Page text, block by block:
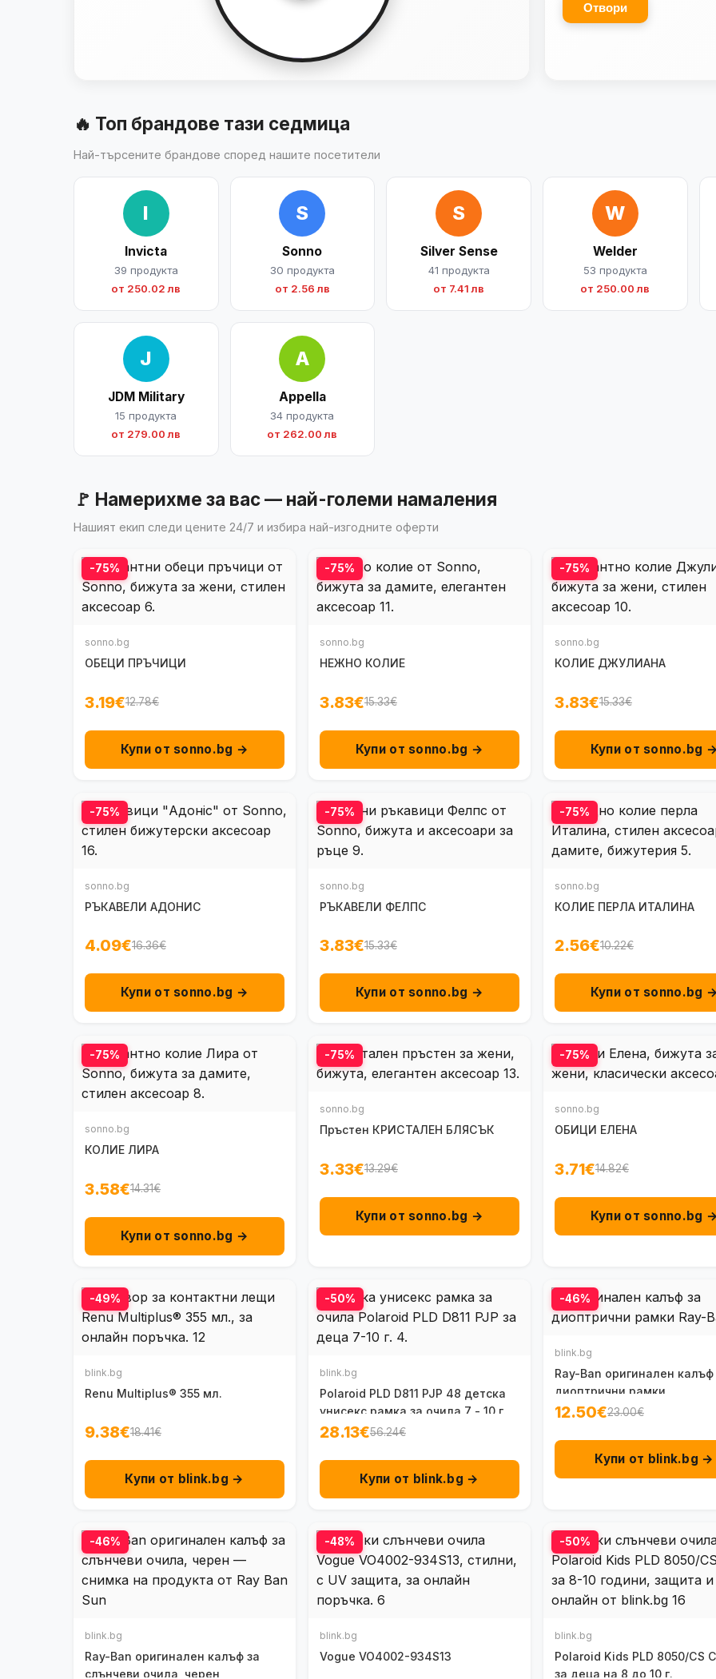
МИСТЕРИЯ
+1 КЛИК
Отвори
🔥 Топ брандове тази седмица
Най-търсените брандове според нашите посетители
I
Invicta
39 продукта
от 250.02 лв
S
Sonno
30 продукта
от 2.56 лв
S
Silver Sense
41 продукта
от 7.41 лв
W
Welder
53 продукта
от 250.00 лв
J
JDM Military
15 продукта
от 279.00 лв
A
Appella
34 продукта
от 262.00 лв
🚩 Намерихме за вас — най-големи намаления
Нашият екип следи цените 24/7 и избира най-изгодните оферти
-75%
sonno.bg
ОБЕЦИ ПРЪЧИЦИ
3.19€12.78€
Купи от sonno.bg →
-75%
sonno.bg
НЕЖНО КОЛИЕ
3.83€15.33€
Купи от sonno.bg →
-75%
sonno.bg
КОЛИЕ ДЖУЛИАНА
3.83€15.33€
Купи от sonno.bg
-75%
sonno.bg
РЪКАВЕЛИ АДОНИС
4.09€16.36€
Купи от sonno.bg →
-75%
sonno.bg
РЪКАВЕЛИ ФЕЛПС
3.83€15.33€
Купи от sonno.bg →
-75%
sonno.bg
КОЛИЕ ПЕРЛА ИТАЛИНА
2.56€10.22€
Купи от sonno.bg
-75%
sonno.bg
КОЛИЕ ЛИРА
3.58€14.31€
Купи от sonno.bg →
-75%
sonno.bg
Пръстен КРИСТАЛЕН БЛЯСЪК
3.33€13.29€
Купи от sonno.bg →
-75%
sonno.bg
ОБИЦИ ЕЛЕНА
3.71€14.82€
Купи от sonno.bg
-49%
blink.bg
Renu Multiplus® 355 мл.
9.38€18.41€
Купи от blink.bg →
-50%
blink.bg
Polaroid PLD D811 PJP 48 детска
унисекс рамка за очила 7 - 10 г.
28.13€56.24€
Купи от blink.bg →
-46%
blink.bg
Ray-Ban оригинален калъф
диоптрични рамки
12.50€23.00€
Купи от blink.bg →
-46%
blink.bg
Ray-Ban оригинален калъф за
слънчеви очила, черен
-48%
blink.bg
Vogue VO4002-934S13
-50%
blink.bg
Polaroid Kids PLD 8050/CS
за деца на 8 до 10 г.